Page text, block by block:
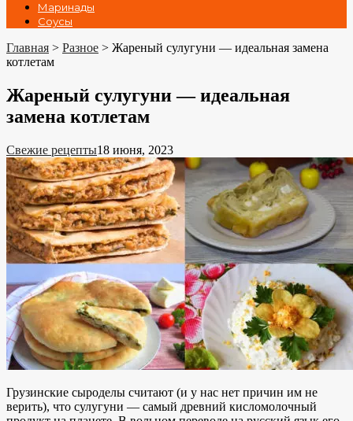
Маринады
Соусы
Главная > Разное > Жареный сулугуни — идеальная замена
котлетам
Жареный сулугуни — идеальная
замена котлетам
Свежие рецепты18 июня, 2023
Грузинские сыроделы считают (и у нас нет причин им не
верить), что сулугуни — самый древний кисломолочный